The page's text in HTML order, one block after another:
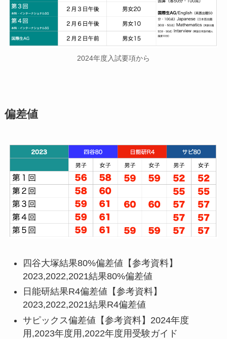
2024年度入試要項から
偏差値
四谷大塚結果80%偏差値【参考資料】
2023,2022,2021結果80%偏差値
日能研結果R4偏差値【参考資料】
2023,2022,2021結果R4偏差値
サピックス偏差値【参考資料】2024年度
用,2023年度用,2022年度用受験ガイド